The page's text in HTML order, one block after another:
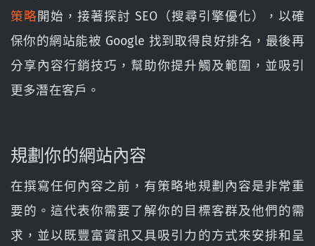
策略開始，接著探討 SEO（搜尋引擎優化），以確
保你的網站能被 Google 找到取得良好排名，最後再
分享內容行銷技巧，幫助你提升觸及範圍，並吸引
更多潛在客戶。
規劃你的網站內容
在撰寫任何內容之前，有策略地規劃內容是非常重
要的。這代表你需要了解你的目標客群及他們的需
求，並以既豐富資訊又具吸引力的方式來安排和呈